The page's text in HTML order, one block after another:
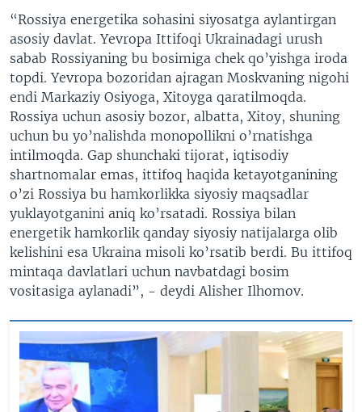
“Rossiya energetika sohasini siyosatga aylantirgan
asosiy davlat. Yevropa Ittifoqi Ukrainadagi urush
sabab Rossiyaning bu bosimiga chek qo’yishga iroda
topdi. Yevropa bozoridan ajragan Moskvaning nigohi
endi Markaziy Osiyoga, Xitoyga qaratilmoqda.
Rossiya uchun asosiy bozor, albatta, Xitoy, shuning
uchun bu yo’nalishda monopollikni o’rnatishga
intilmoqda. Gap shunchaki tijorat, iqtisodiy
shartnomalar emas, ittifoq haqida ketayotganining
o’zi Rossiya bu hamkorlikka siyosiy maqsadlar
yuklayotganini aniq ko’rsatadi. Rossiya bilan
energetik hamkorlik qanday siyosiy natijalarga olib
kelishini esa Ukraina misoli ko’rsatib berdi. Bu ittifoq
mintaqa davlatlari uchun navbatdagi bosim
vositasiga aylanadi”, - deydi Alisher Ilhomov.